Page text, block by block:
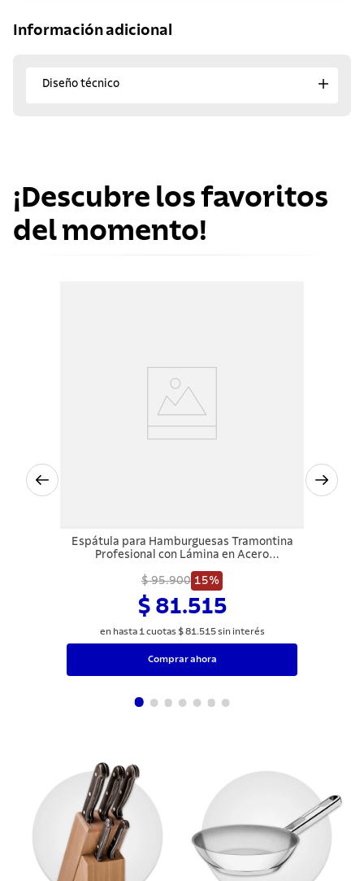
Información adicional
Diseño técnico
¡Descubre los favoritos
del momento!
Espátula para Hamburguesas Tramontina
Profesional con Lámina en Acero
Blanco 7x4,1/4"
$ 95.900 15%
$ 81.515
en hasta 1 cuotas $ 81 .515sin interés
Comprar ahora